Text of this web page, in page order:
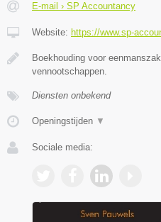
E-mail › SP Accountancy
Website: https://www.sp-
Boekhouding voor
vennootschappen.
Diensten onbekend
Openingstijden ▼
Sociale media: